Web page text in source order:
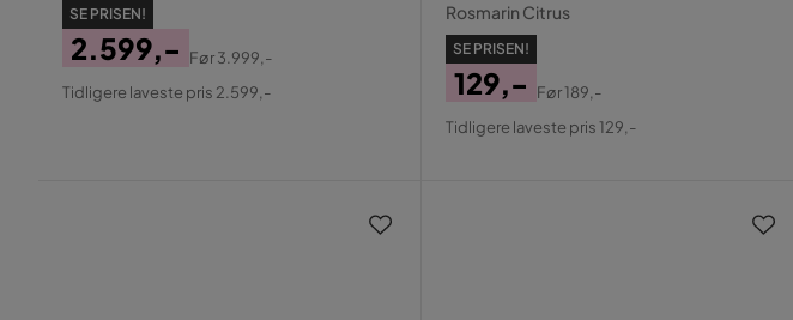
SE PRISEN!
Pris
2.599,-
Original
Før3.999,-
Tidligere laveste pris 2.599,-
Rosmarin Citrus
SE PRISEN!
Pris
129,-
Original
Før189,-
Tidligere laveste pris 129,-